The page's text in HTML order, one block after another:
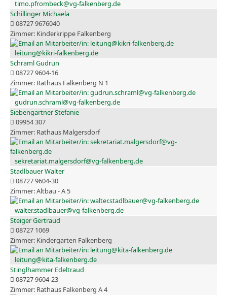
timo.pfrombeck@vg-falkenberg.de
Schillinger Michaela
08727 9676040
Kinderkrippe Falkenberg
leitung@kikri-falkenberg.de
Schraml Gudrun
08727 9604-16
Rathaus Falkenberg N 1
gudrun.schraml@vg-falkenberg.de
Siebengartner Stefanie
09954 307
Rathaus Malgersdorf
sekretariat.malgersdorf@vg-falkenberg.de
Stadlbauer Walter
08727 9604-30
Altbau - A 5
walter.stadlbauer@vg-falkenberg.de
Steiger Gertraud
08727 1069
Kindergarten Falkenberg
leitung@kita-falkenberg.de
Stinglhammer Edeltraud
08727 9604-23
Rathaus Falkenberg A 4